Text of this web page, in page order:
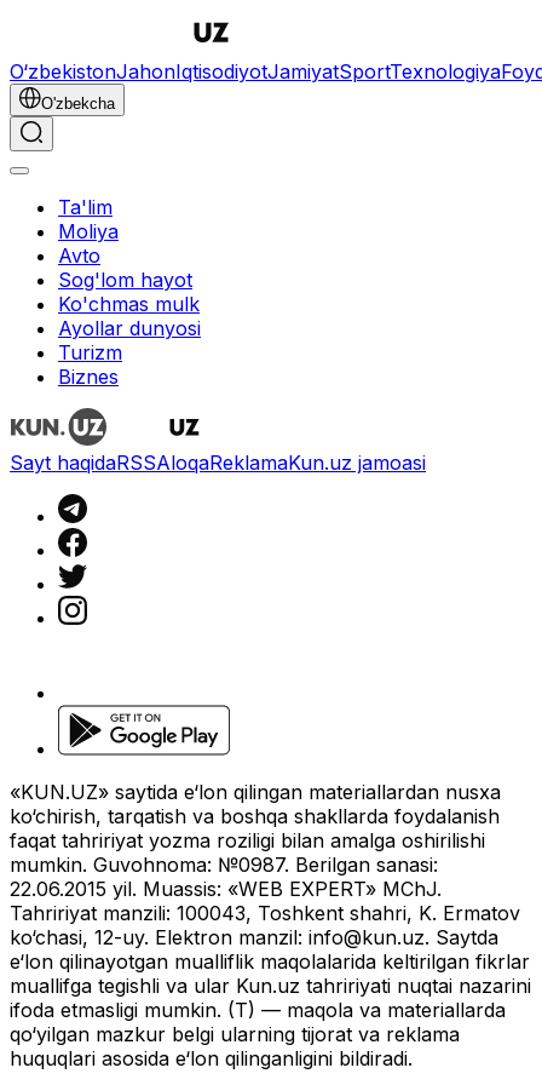
O‘zbekistonJahonIqtisodiyotJamiyatSportTexnologiya
O'zbekcha
Ta'lim
Moliya
Avto
Sog'lom hayot
Ko'chmas mulk
Ayollar dunyosi
Turizm
Biznes
Sayt haqidaRSSAloqaReklamaKun.uz jamoasi
«KUN.UZ» saytida e‘lon qilingan materiallardan nusxa
ko‘chirish, tarqatish va boshqa shakllarda foydalanish
faqat tahririyat yozma roziligi bilan amalga oshirilishi
mumkin. Guvohnoma: №0987. Berilgan sanasi:
22.06.2015 yil. Muassis: «WEB EXPERT» MChJ.
Tahririyat manzili: 100043, Toshkent shahri, K. Ermatov
ko‘chasi, 12-uy. Elektron manzil: info@kun.uz. Saytda
e‘lon qilinayotgan mualliflik maqolalarida keltirilgan fikrlar
muallifga tegishli va ular Kun.uz tahririyati nuqtai nazarini
ifoda etmasligi mumkin. (T) — maqola va materiallarda
qo‘yilgan mazkur belgi ularning tijorat va reklama
huquqlari asosida e‘lon qilinganligini bildiradi.